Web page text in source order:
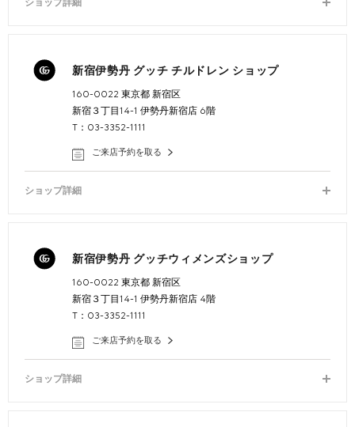
ショップ詳細
新宿伊勢丹 グッチ チルドレン ショップ
160-0022 東京都 新宿区
新宿３丁目14-1 伊勢丹新宿店 6階
T：03-3352-1111
ご来店予約を取る
ショップ詳細
新宿伊勢丹 グッチウィメンズショップ
160-0022 東京都 新宿区
新宿３丁目14-1 伊勢丹新宿店 4階
T：03-3352-1111
ご来店予約を取る
ショップ詳細